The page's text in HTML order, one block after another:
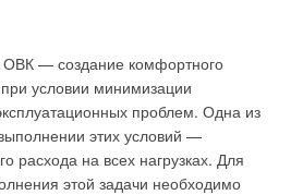
ОВК — создание комфортного
условии минимизации
проблем. Одна из
этих условий —
расхода на всех нагрузках. Для
этой задачи необходимо